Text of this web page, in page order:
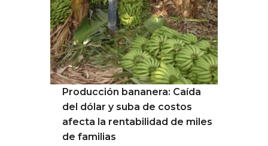
Producción bananera: Caída
del dólar y suba de costos
afecta la rentabilidad de miles
de familias